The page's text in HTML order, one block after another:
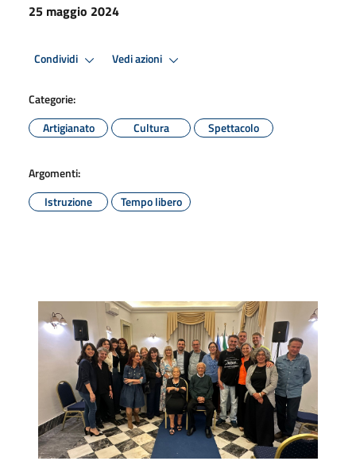
25 maggio 2024
Condividi Vedi azioni
Categorie:
Artigianato
Cultura Spettacolo
Argomenti:
Istruzione
Tempo libero